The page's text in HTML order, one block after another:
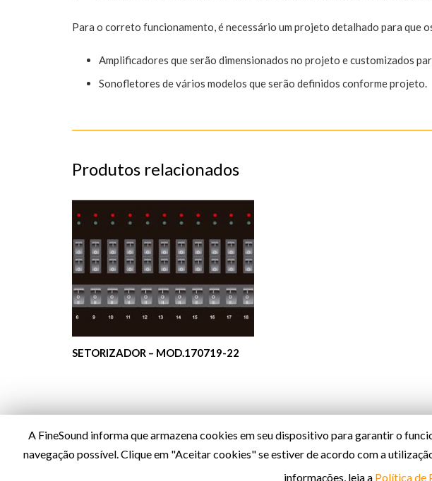
Para o correto funcionamento, é necessário um projeto detalhado para que
Amplificadores que serão dimensionados no projeto e customizados
Sonofletores de vários modelos que serão definidos conforme projeto.
Produtos relacionados
SETORIZADOR – MOD.170719-22
A FineSound informa que armazena cookies em seu dispositivo para garantir o
navegação possível. Clique em "Aceitar cookies" se estiver de acordo com a
informações, leia a Política de